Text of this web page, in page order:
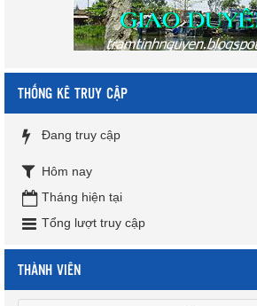
THỐNG KÊ TRUY CẬP
Đang truy cập
Hôm nay
Tháng hiện tại
Tổng lượt truy cập
THÀNH VIÊN